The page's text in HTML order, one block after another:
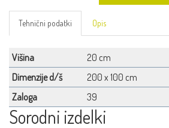
Tehnični podatki Opis
Višina
20 cm
Dimenzije d/š
200 x 100 cm
Zaloga
39
Sorodni izdelki